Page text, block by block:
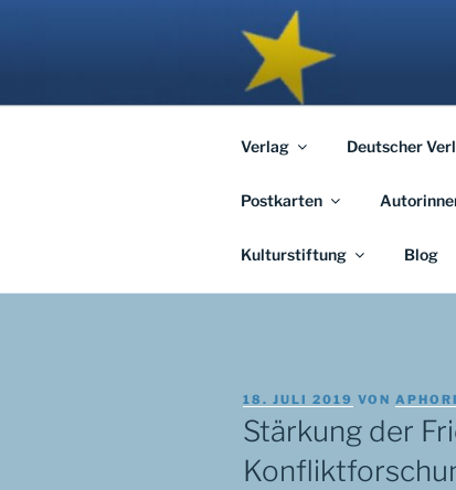
… links und rechts von
Verlag Deutscher
Postkarten
Kulturstiftung Blog
VERÖFFENTLICHT
AM
18. JULI 2019 VON
Stärkung der